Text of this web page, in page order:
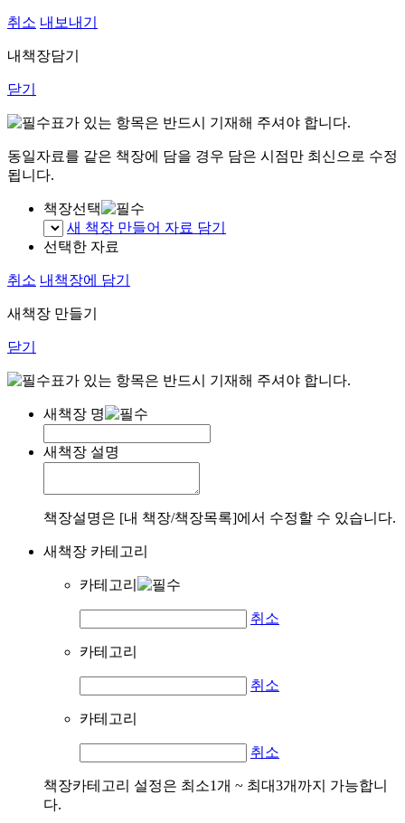
취소 내보내기
내책장담기
닫기
표가 있는 항목은 반드시 기재해 주셔야 합니다.
동일자료를 같은 책장에 담을 경우 담은 시점만 최신으로 수정
됩니다.
책장선택
새 책장 만들어 자료 담기
선택한 자료
취소 내책장에 담기
새책장 만들기
닫기
표가 있는 항목은 반드시 기재해 주셔야 합니다.
새책장 명
새책장 설명
책장설명은 [내 책장/책장목록]에서 수정할 수 있습니다.
새책장 카테고리
카테고리
취소
카테고리
취소
카테고리
취소
책장카테고리 설정은 최소1개 ~ 최대3개까지 가능합니
다.